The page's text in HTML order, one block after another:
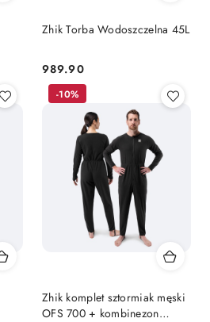
Zhik Torba Wodoszczelna 45L
Cena:
989.90
Zhik komplet sztormiak męski
OFS 700 + kombinezon
-10%